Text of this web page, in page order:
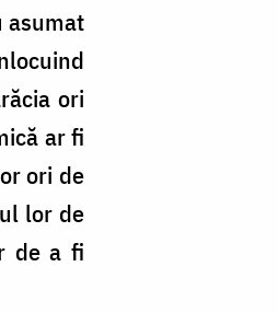
asumat
ori
ar fi
ori de
lor de
de a fi